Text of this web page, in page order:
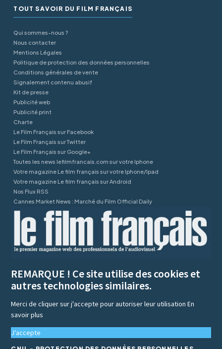
TOUT SAVOIR DU FILM FRANÇAIS
Qui sommes-nous ?
Nous contacter
Mentions Légales
Politique de protection des données personnelles
Conditions générales de vente
Signalement contenu abusif
Kit de presse
Publicité web
Publicité print
Charte
Le Film Français sur Facebook
Le Film Français sur Twitter
Le Film Français sur Google+
Toutes les news lefilmfrancais.com sur votre Iphone
Votre magazine Le film français sur votre Iphone/Ipad
Votre magazine Le film français sur Android
Nos Flux RSS
Cannes Market News : Marché du Film Official Daily
REMARQUE ! Ce site utilise des cookies et
autres technologies similaires.
Merci de cliquer sur j'accepte pour autoriser leur utilisationEn
savoir plus
J'accepte